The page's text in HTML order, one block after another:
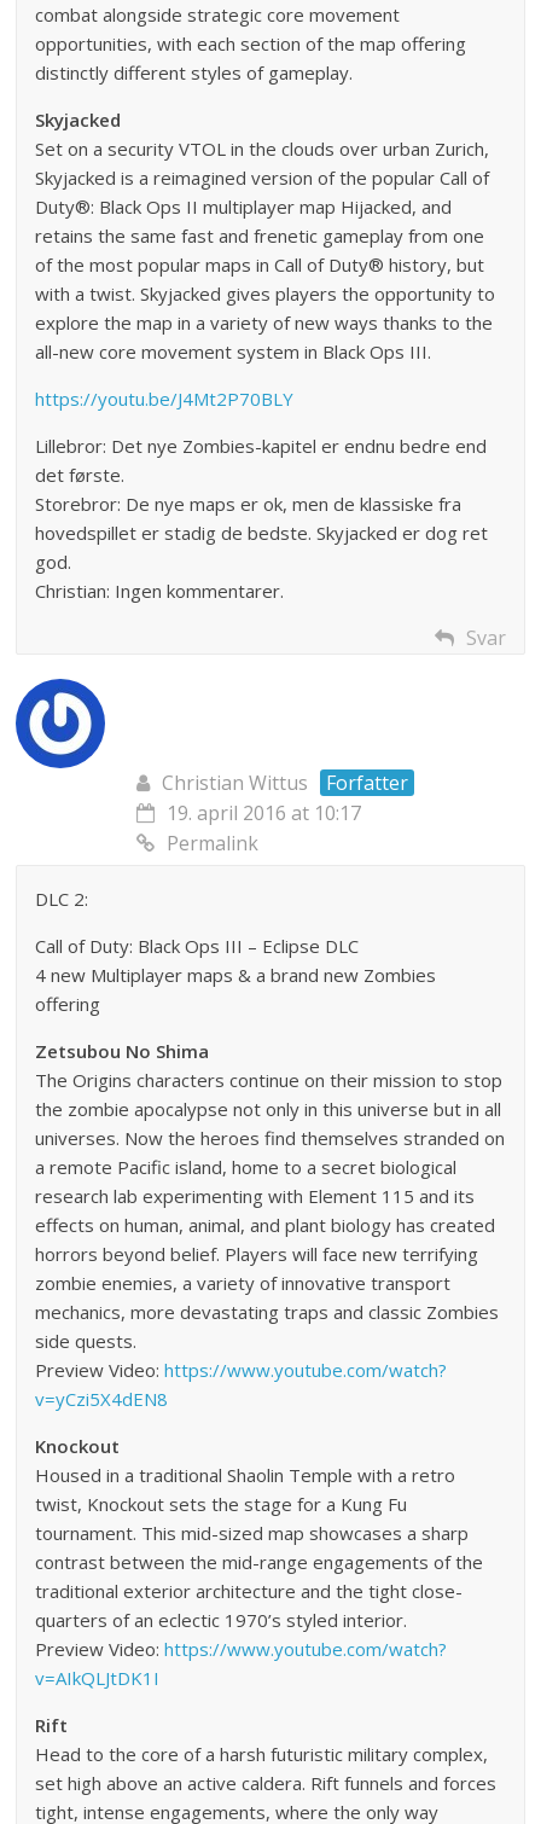
combat alongside strategic core movement
opportunities, with each section of the map offering
distinctly different styles of gameplay.
Skyjacked
Set on a security VTOL in the clouds over urban Zurich,
Skyjacked is a reimagined version of the popular Call of
Duty®: Black Ops II multiplayer map Hijacked, and
retains the same fast and frenetic gameplay from one
of the most popular maps in Call of Duty® history, but
with a twist. Skyjacked gives players the opportunity to
explore the map in a variety of new ways thanks to the
all-new core movement system in Black Ops III.
https://youtu.be/J4Mt2P70BLY
Lillebror: Det nye Zombies-kapitel er endnu bedre end
det første.
Storebror: De nye maps er ok, men de klassiske fra
hovedspillet er stadig de bedste. Skyjacked er dog ret
god.
Christian: Ingen kommentarer.
Svar
Christian Wittus
Forfatter
19. april 2016 at 10:17
Permalink
DLC 2:
Call of Duty: Black Ops III – Eclipse DLC
4 new Multiplayer maps & a brand new Zombies
offering
Zetsubou No Shima
The Origins characters continue on their mission to stop
the zombie apocalypse not only in this universe but in all
universes. Now the heroes find themselves stranded on
a remote Pacific island, home to a secret biological
research lab experimenting with Element 115 and its
effects on human, animal, and plant biology has created
horrors beyond belief. Players will face new terrifying
zombie enemies, a variety of innovative transport
mechanics, more devastating traps and classic Zombies
side quests.
Preview Video:https://www.youtube.com/watch?
v=yCzi5X4dEN8
Knockout
Housed in a traditional Shaolin Temple with a retro
twist, Knockout sets the stage for a Kung Fu
tournament. This mid-sized map showcases a sharp
contrast between the mid-range engagements of the
traditional exterior architecture and the tight close-
quarters of an eclectic 1970’s styled interior.
Preview Video:https://www.youtube.com/watch?
v=AIkQLJtDK1I
Rift
Head to the core of a harsh futuristic military complex,
set high above an active caldera. Rift funnels and forces
tight, intense engagements, where the only way